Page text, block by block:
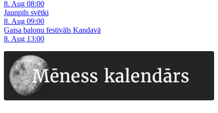
8. Aug 08:00
Jaunpils svētki
8. Aug 09:00
Gaisa balonu festivāls Kandavā
8. Aug 13:00